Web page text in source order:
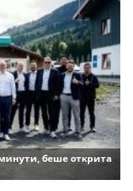
беше открита